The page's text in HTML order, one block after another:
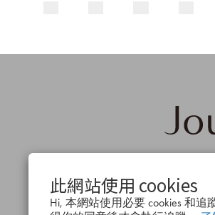
此網站使用 cookies
Hi, 本網站使用必要 cookies 和追
念